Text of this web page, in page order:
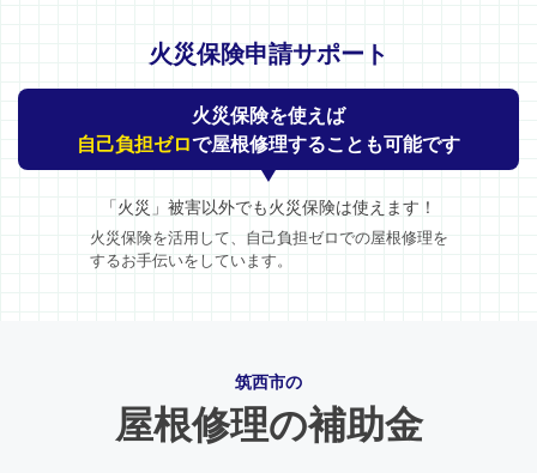
火災保険申請サポート
火災保険を使えば
自己負担ゼロで屋根修理することも可能です
「火災」被害以外でも火災保険は使えます！
火災保険を活用して、自己負担ゼロでの屋根修理を
するお手伝いをしています。
筑西市の
屋根修理の補助金